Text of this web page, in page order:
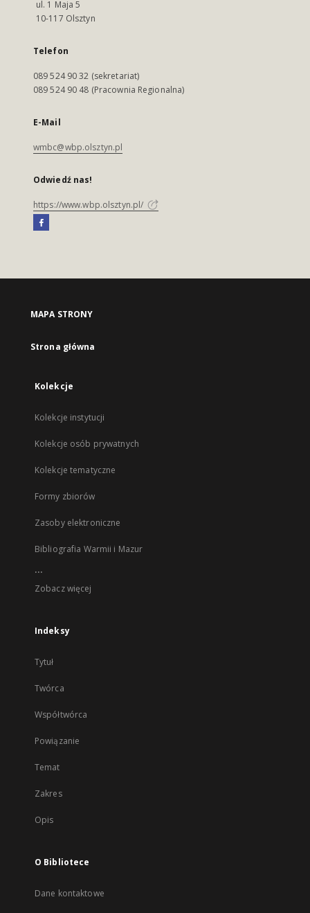
ul. 1 Maja 5
10-117 Olsztyn
Telefon
089 524 90 32 (sekretariat)
089 524 90 48 (Pracownia Regionalna)
E-Mail
wmbc@wbp.olsztyn.pl
Odwiedź nas!
https://www.wbp.olsztyn.pl/
MAPA STRONY
Strona główna
Kolekcje
Kolekcje instytucji
Kolekcje osób prywatnych
Kolekcje tematyczne
Formy zbiorów
Zasoby elektroniczne
Bibliografia Warmii i Mazur
...
Zobacz więcej
Indeksy
Tytuł
Twórca
Współtwórca
Powiązanie
Temat
Zakres
Opis
O Bibliotece
Dane kontaktowe